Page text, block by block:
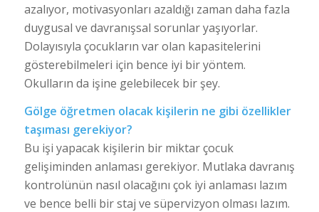
azalıyor, motivasyonları azaldığı zaman daha fazla
duygusal ve davranışsal sorunlar yaşıyorlar.
Dolayısıyla çocukların var olan kapasitelerini
gösterebilmeleri için bence iyi bir yöntem.
Okulların da işine gelebilecek bir şey.
Gölge öğretmen olacak kişilerin ne gibi özellikler
taşıması gerekiyor?
Bu işi yapacak kişilerin bir miktar çocuk
gelişiminden anlaması gerekiyor. Mutlaka davranış
kontrolünün nasıl olacağını çok iyi anlaması lazım
ve bence belli bir staj ve süpervizyon olması lazım.